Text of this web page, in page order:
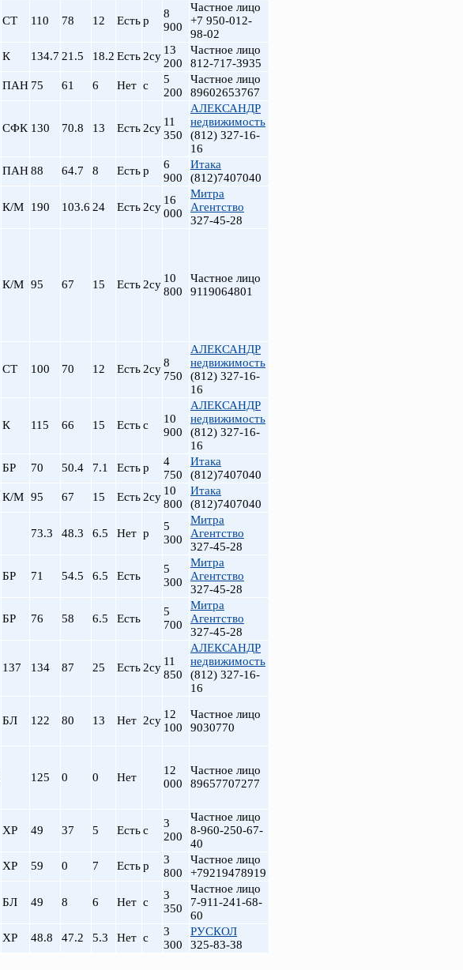
СТ 110 78 12 Естьр
8
900
Частное лицо
+7 950-012-
98-02
К 134.7 21.5 18.2 Есть 2су 13
200
Частное лицо
812-717-3935
ПАН 75 61 6 Нет с
5
200
Частное лицо
89602653767
СФК 130 70.8 13 Есть 2су 11
350
АЛЕКСАНДР
недвижимость
(812) 327-16-
16
ПАН88 64.7 8 Естьр
6
900
Итака
(812)7407040
К/М 190 103.6 24 Есть 2су
16
000
Митра
Агентство
327-45-28
К/М 95 67 15 Есть 2су 10
800
Частное лицо
9119064801
СТ 100 70 12 Есть 2су8
750
АЛЕКСАНДР
недвижимость
(812) 327-16-
16
К 115 66 15 Естьс
10
900
АЛЕКСАНДР
недвижимость
(812) 327-16-
16
БР 70 50.4 7.1 Естьр
4
750
Итака
(812)7407040
К/М 95 67 15 Есть 2су 10
800
Итака
(812)7407040
73.3 48.3 6.5 Нет р
5
300
Митра
Агентство
327-45-28
БР 71 54.5 6.5 Есть
5
300
Митра
Агентство
327-45-28
БР 76 58 6.5 Есть
5
700
Митра
Агентство
327-45-28
137 134 87 25 Есть 2су 11
850
АЛЕКСАНДР
недвижимость
(812) 327-16-
16
БЛ 122 80 13 Нет 2су 12
100
Частное лицо
9030770
125 0 0 Нет
12
000
Частное лицо
89657707277
ХР 49 37 5 Естьс
3
200
Частное лицо
8-960-250-67-
40
ХР 59 0 7 Естьр
3
800
Частное лицо
+79219478919
БЛ 49 8 6 Нет с
3
350
Частное лицо
7-911-241-68-
60
ХР 48.8 47.2 5.3 Нет с
3
300
РУСКОЛ
325-83-38